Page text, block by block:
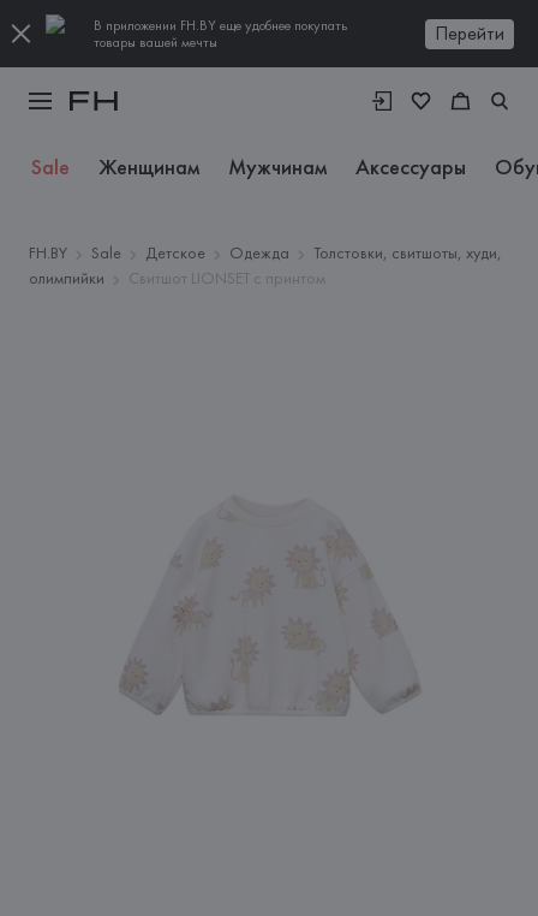
В приложении FH.BY еще удобнее покупать
товары вашей мечты
Перейти
Sale Женщинам Мужчинам Аксессуары
FH.BY Sale Детское Одежда
Толстовки, свитшоты, худи,
олимпийки
Свитшот LIONSET с принтом